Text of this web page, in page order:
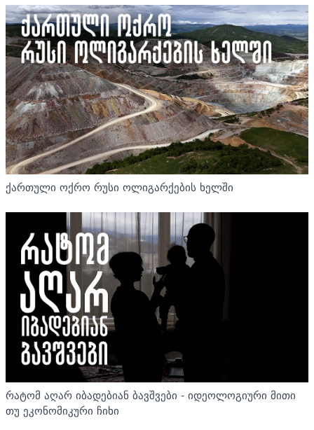
ქართული ოქრო რუსი ოლიგარქების ხელში
რატომ აღარ იბადებიან ბავშვები - იდეოლოგიური მითი
თუ ეკონომიკური ჩიხი